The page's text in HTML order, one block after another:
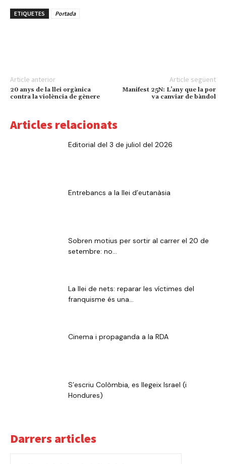
ETIQUETES Portada
Article anterior
20 anys de la llei orgànica
contra la violència de gènere
Article següent
Manifest 25N: L’any que la por
va canviar de bàndol
Articles relacionats
Editorial del 3 de juliol del 2026
Entrebancs a la llei d’eutanàsia
Sobren motius per sortir al carrer el 20 de
setembre: no...
La llei de nets: reparar les víctimes del
franquisme és una...
Cinema i propaganda a la RDA
S’escriu Colòmbia, es llegeix Israel (i
Hondures)
Darrers articles